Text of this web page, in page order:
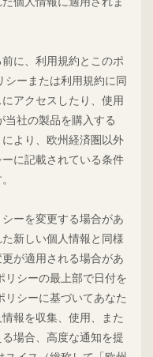
に、利用規約とこのポ
シーまたは利用規約に同
アクセスしたり、使用
当社の製品を購入する
より、欧州経済圏以外
に記載されている条件
ーを変更する場合があ
新しい個人情報と同様
が適用される場合があ
リシーの最上部で日付を
シーに基づいてあなた
報を収集、使用、また
場合、高度な通知を提